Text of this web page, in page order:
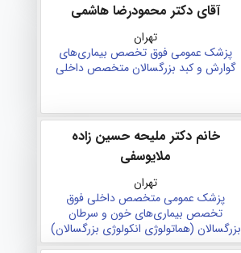
آقای دکتر محمودرضا هاشمی
تهران
پزشک عمومیفوق تخصص بیماری‌های
گوارش و کبد بزرگسالانمتخصص داخلی
خانم دکتر ملیحه حسین زاده
ملایوسفی
تهران
پزشک عمومیمتخصص داخلیفوق
تخصص بیماری‌های خون و سرطان
بزرگسالان (هماتولوژی انکولوژی بزرگسالان)